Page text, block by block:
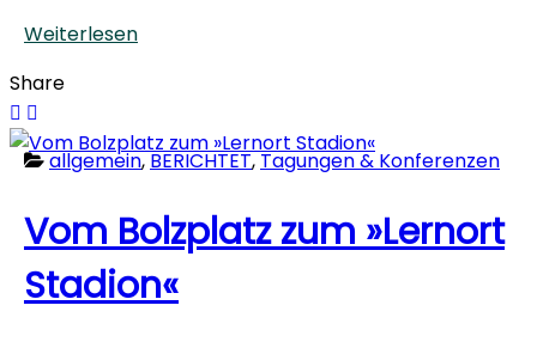
Weiterlesen
Share
allgemein,BERICHTET,Tagungen & Konferenzen
Vom Bolzplatz zum »Lernort
Stadion«